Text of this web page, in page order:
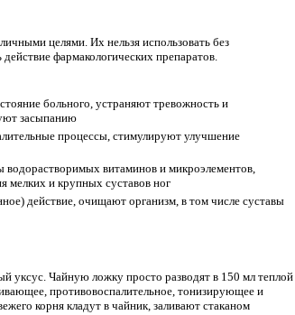
целями. Их нельзя использовать без
фармакологических препаратов.
больного, устраняют тревожность и
засыпанию
процессы, стимулируют улучшение
водорастворимых витаминов и микроэлементов,
мелких и крупных суставов ног
действие, очищают организм, в том числе суставы
уксус. Чайную ложку просто разводят в 150 мл теплой
противовоспалительное, тонизирующее и
корня кладут в чайник, заливают стаканом